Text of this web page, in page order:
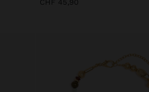
CHF 45,90